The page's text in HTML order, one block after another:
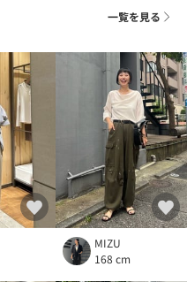
一覧を見る
MIZU
168 cm